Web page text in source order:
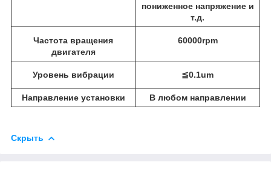
пониженное напряжение и
т.д.
Частота вращения
двигателя
60000rpm
Уровень вибрации ≦0.1um
Направление установки В любом направлении
Скрыть